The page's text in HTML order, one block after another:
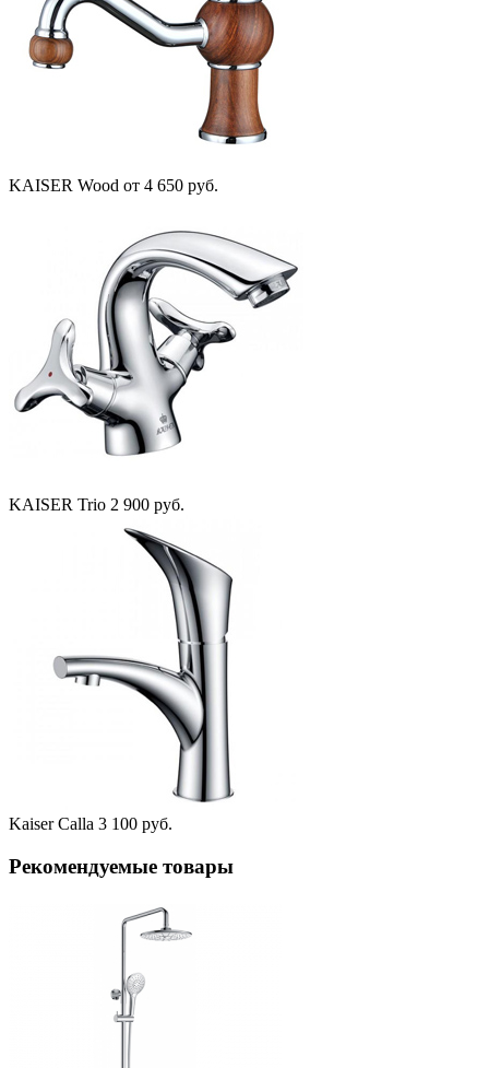
KAISER Wood от 4 650 руб.
KAISER Trio 2 900 руб.
Kaiser Calla 3 100 руб.
Рекомендуемые товары